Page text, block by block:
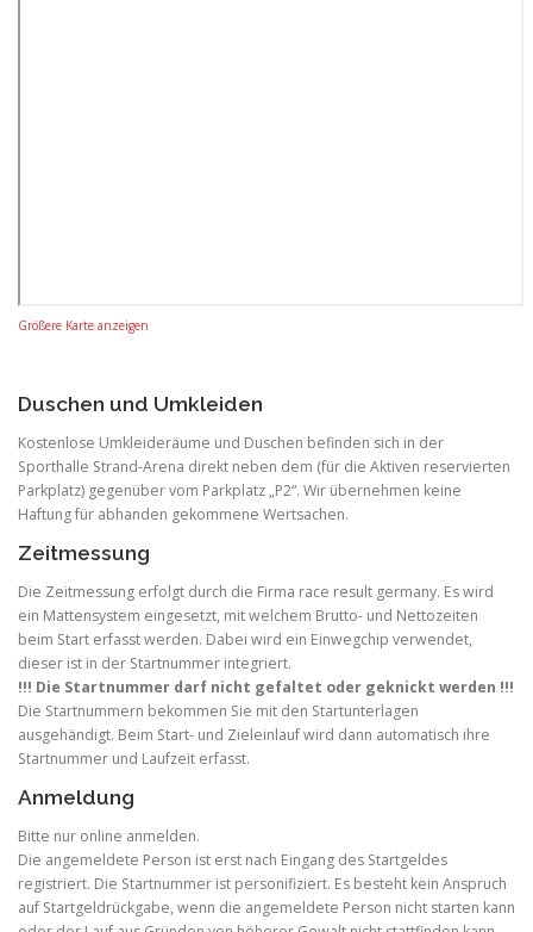
Größere Karte anzeigen
Duschen und Umkleiden
Kostenlose Umkleideräume und Duschen befinden sich in der
Sporthalle Strand-Arena direkt neben dem (für die Aktiven reservierten
Parkplatz) gegenüber vom Parkplatz „P2“. Wir übernehmen keine
Haftung für abhanden gekommene Wertsachen.
Zeitmessung
Die Zeitmessung erfolgt durch die Firma race result germany. Es wird
ein Mattensystem eingesetzt, mit welchem Brutto- und Nettozeiten
beim Start erfasst werden. Dabei wird ein Einwegchip verwendet,
dieser ist in der Startnummer integriert.
!!! Die Startnummer darf nicht gefaltet oder geknickt werden !!!
Die Startnummern bekommen Sie mit den Startunterlagen
ausgehändigt. Beim Start- und Zieleinlauf wird dann automatisch ihre
Startnummer und Laufzeit erfasst.
Anmeldung
Bitte nur online anmelden.
Die angemeldete Person ist erst nach Eingang des Startgeldes
registriert. Die Startnummer ist personifiziert. Es besteht kein Anspruch
auf Startgeldrückgabe, wenn die angemeldete Person nicht starten kann